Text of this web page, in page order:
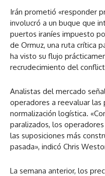
Irán prometió «responder
involucró a un buque que
puertos iraníes impuesto
de Ormuz, una ruta crítica
ha visto su flujo
recrudecimiento del
Analistas del mercado
operadores a reevaluar las
normalización logística.
paralizados, los
las suposiciones más
pasada», indicó Chris
La semana anterior, los